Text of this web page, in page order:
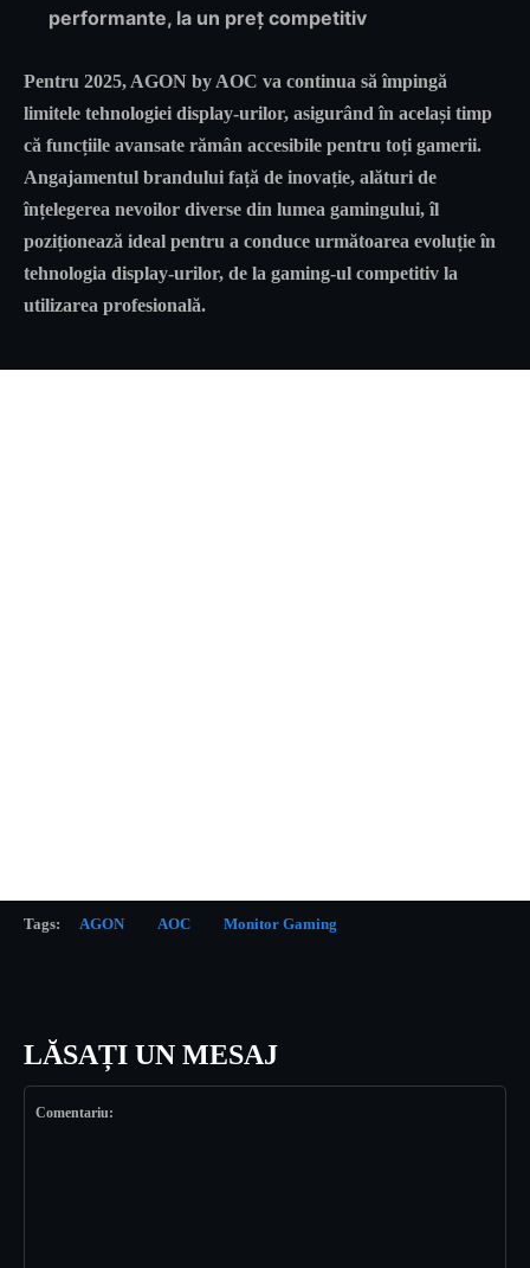
performante, la un preț competitiv
Pentru 2025, AGON by AOC va continua să împingă
limitele tehnologiei display-urilor, asigurând în același timp
că funcțiile avansate rămân accesibile pentru toți gamerii.
Angajamentul brandului față de inovație, alături de
înțelegerea nevoilor diverse din lumea gamingului, îl
poziționează ideal pentru a conduce următoarea evoluție în
tehnologia display-urilor, de la gaming-ul competitiv la
utilizarea profesională.
Tags: AGON AOC Monitor Gaming
LĂSAȚI UN MESAJ